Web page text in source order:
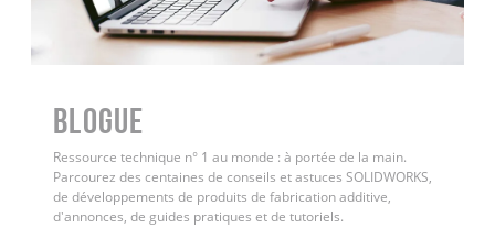
BLOGUE
Ressource technique n° 1 au monde : à portée de la main.
Parcourez des centaines de conseils et astuces SOLIDWORKS,
de développements de produits de fabrication additive,
d'annonces, de guides pratiques et de tutoriels.